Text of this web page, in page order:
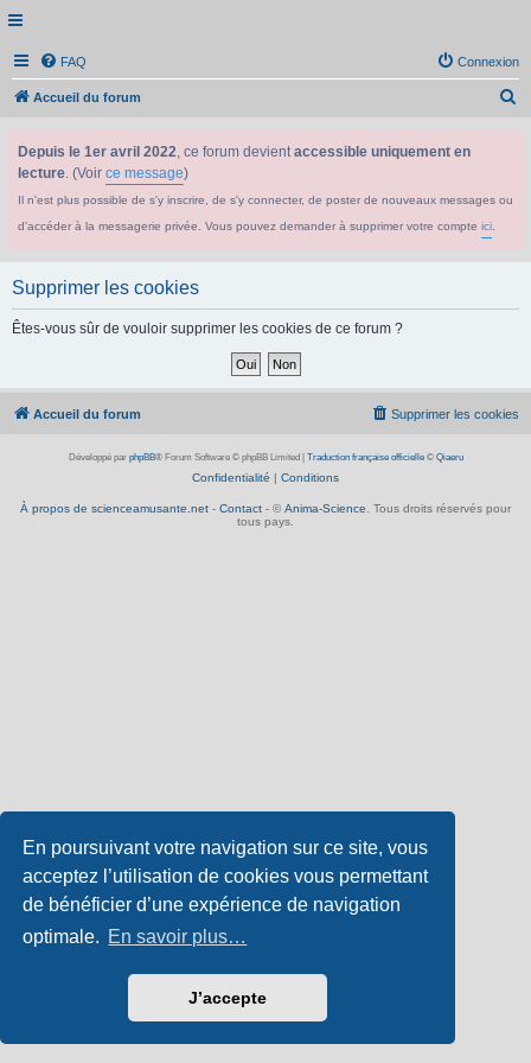
En poursuivant votre navigation sur ce site, vous
acceptez l’utilisation de cookies vous permettant
de bénéficier d’une expérience de navigation
optimale. En savoir plus…
J’accepte
FAQ Connexion
Accueil du forum
Depuis le 1er avril 2022, ce forum devientaccessible uniquement en
lecture. (Voir ce message)
Il n'est plus possible de s'y inscrire, de s'y connecter, de poster de nouveaux messages ou
d'accéder à la messagerie privée. Vous pouvez demander à supprimer votre compte ici
Supprimer les cookies
Êtes-vous sûr de vouloir supprimer les cookies de ce forum ?
Accueil du forum Supprimer les cookies
Développé par phpBB® Forum Software © phpBB Limited Traduction française officielle© Qiaeru
Confidentialité | Conditions
À propos de scienceamusante.net - Contact - © Anima-Science . Tous droits réservés pour
tous pays.